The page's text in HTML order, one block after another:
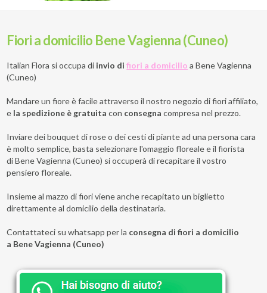
Fiori a domicilio Bene Vagienna (Cuneo)
Italian Flora si occupa di invio difiori a domicilio a Bene Vagienna
(Cuneo)
Mandare un fiore è facile attraverso il nostro negozio di fiori affiliato,
e la spedizione è gratuita con consegna compresa nel prezzo.
Inviare dei bouquet di rose o dei cesti di piante ad una persona cara
è molto semplice, basta selezionare l'omaggio floreale e il fiorista
di Bene Vagienna (Cuneo) si occuperà di recapitare il vostro
pensiero floreale.
Insieme al mazzo di fiori viene anche recapitato un biglietto
direttamente al domicilio della destinataria.
Contattateci su whatsapp per la consegna di fiori a domicilio
a Bene Vagienna (Cuneo)